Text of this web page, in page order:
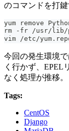
のコマンドを打鍵
yum remove
rm -fr /usr/lib/
vim /etc/
今回の発生環境
く行かず、EPEL
なく処理が推移。
Tags:
CentOS
Django